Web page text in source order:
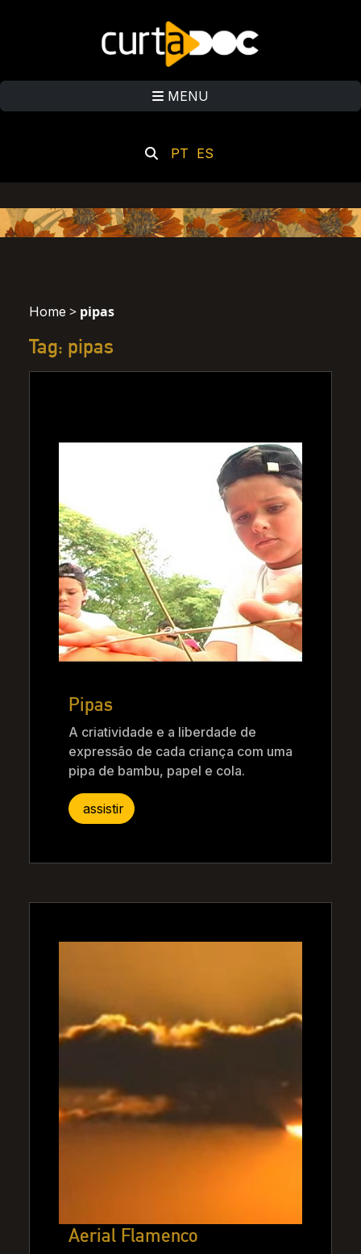
MENU
PT ES
Home > pipas
Tag: pipas
Pipas
A criatividade e a liberdade de
expressão de cada criança com uma
pipa de bambu, papel e cola.
assistir
Aerial Flamenco